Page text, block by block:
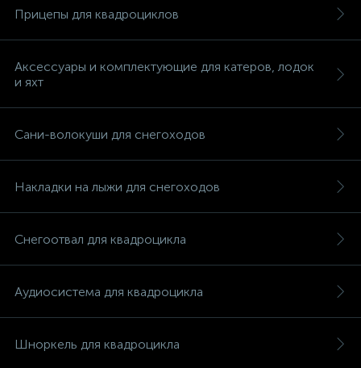
Прицепы для квадроциклов
Аксессуары и комплектующие для катеров, лодок
и яхт
Сани-волокуши для снегоходов
Накладки на лыжи для снегоходов
Снегоотвал для квадроцикла
Аудиосистема для квадроцикла
Шноркель для квадроцикла